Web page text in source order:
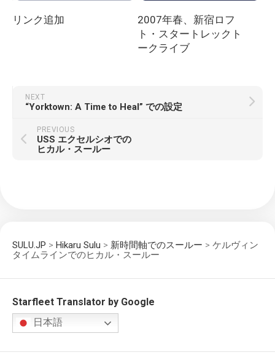
リンク追加
2007年春、新宿ロフ
ト・スタートレックト
ークライブ
NEXT
“Yorktown: A Time to Heal” での設定
PREVIOUS
USS エクセルシオでの
ヒカル・スールー
SULU.JP > Hikaru Sulu > 新時間軸でのスールー > ケルヴィン
タイムラインでのヒカル・スールー
Starfleet Translator by Google
日本語